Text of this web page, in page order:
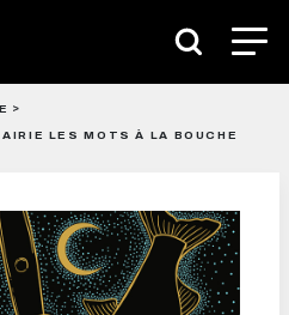
LES MOTS À LA BOUCHE